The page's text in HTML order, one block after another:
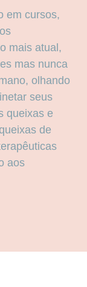
em cursos,
mais atual,
mas nunca
olhando
seus
queixas e
de
aos